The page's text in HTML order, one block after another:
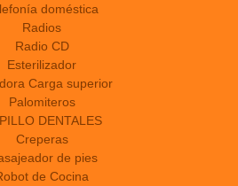
doméstica
Radios
Radio CD
Esterilizador
Carga superior
Palomiteros
DENTALES
Creperas
de pies
de Cocina